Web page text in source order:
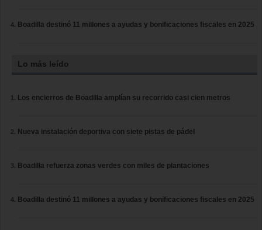
Boadilla destinó 11 millones a ayudas y bonificaciones fiscales en 2025
Lo más leído
Los encierros de Boadilla amplían su recorrido casi cien metros
Nueva instalación deportiva con siete pistas de pádel
Boadilla refuerza zonas verdes con miles de plantaciones
Boadilla destinó 11 millones a ayudas y bonificaciones fiscales en 2025